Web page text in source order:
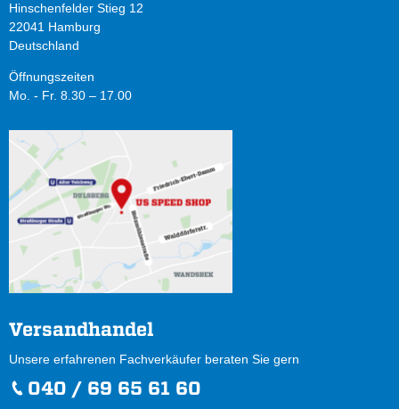
Hinschenfelder Stieg 12
22041 Hamburg
Deutschland
Öffnungszeiten
Mo. - Fr. 8.30 – 17.00
Versandhandel
Unsere erfahrenen Fachverkäufer beraten Sie gern
040 / 69 65 61 60